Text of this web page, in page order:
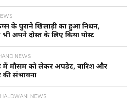
के पुराने खिलाड़ी का हुआ निधन,
भी अपने दोस्त के लिए किया पोस्ट
NEWS
में मौसम को लेकर अपडेट, बारिश और
की संभावना
HALDWANI NEWS